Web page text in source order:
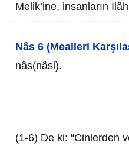
Melik’ine, insanların
Nâs 6 (Mealleri
nâs(nâsi).
(1-6) De ki: “Cinlerden